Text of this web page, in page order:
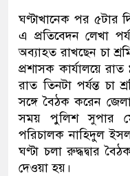
ঘণ্টাখানেক পর ৫টার
এ প্রতিবেদন লেখা
অব্যাহত রাখছেন চা
প্রশাসক কার্যালয়ে
রাত তিনটা পর্যন্ত চা
সঙ্গে বৈঠক করেন
সময় পুলিশ সুপার
পরিচালক নাহিদুল
ঘণ্টা চলা রুদ্ধদ্বার
দেওয়া হয়।